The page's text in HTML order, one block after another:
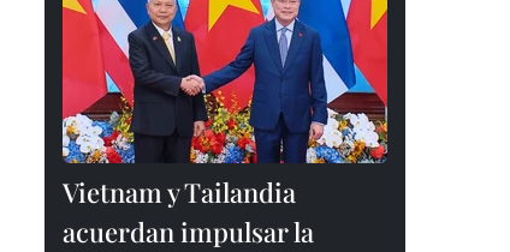
Vietnam y Tailandia
acuerdan impulsar la